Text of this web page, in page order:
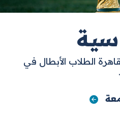
الطلاب الأبطال في